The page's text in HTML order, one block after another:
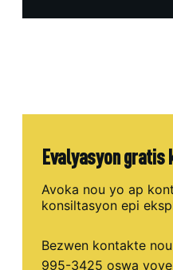
Evalyasyon gratis
Avoka nou yo ap
konsiltasyon epi
Bezwen kontakte
995-3425 oswa